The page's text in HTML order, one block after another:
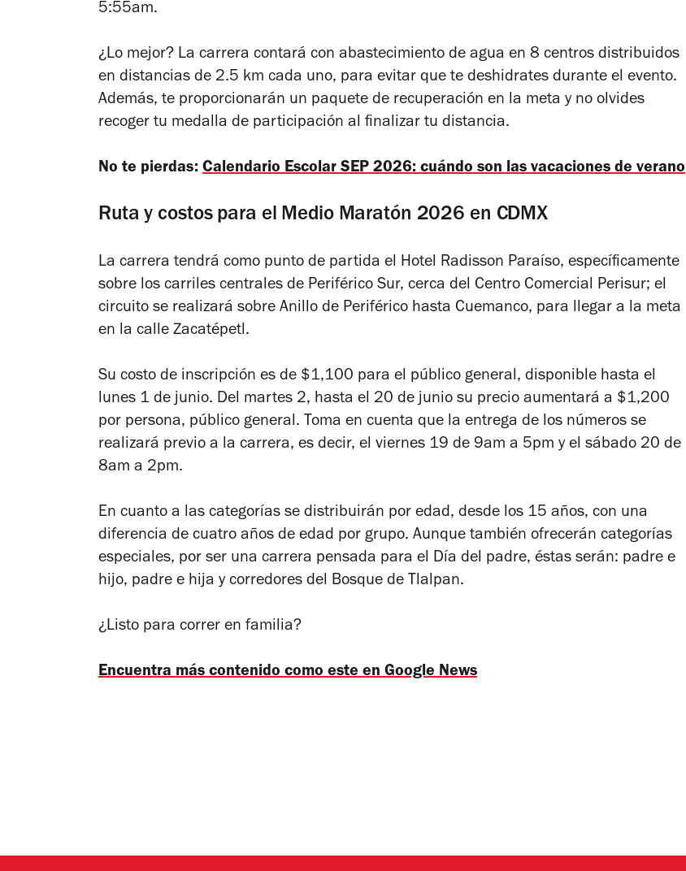
5:55am.
¿Lo mejor? La carrera contará con abastecimiento de agua en 8 centros distribuidos
en distancias de 2.5 km cada uno, para evitar que te deshidrates durante el evento.
Además, te proporcionarán un paquete de recuperación en la meta y no olvides
recoger tu medalla de participación al finalizar tu distancia.
No te pierdas: Calendario Escolar SEP 2026: cuándo son las vacaciones de verano
Ruta y costos para el Medio Maratón 2026 en CDMX
La carrera tendrá como punto de partida el Hotel Radisson Paraíso, específicamente
sobre los carriles centrales de Periférico Sur, cerca del Centro Comercial Perisur; el
circuito se realizará sobre Anillo de Periférico hasta Cuemanco, para llegar a la meta
en la calle Zacatépetl.
Su costo de inscripción es de $1,100 para el público general, disponible hasta el
lunes 1 de junio. Del martes 2, hasta el 20 de junio su precio aumentará a $1,200
por persona, público general. Toma en cuenta que la entrega de los números se
realizará previo a la carrera, es decir, el viernes 19 de 9am a 5pm y el sábado 20 de
8am a 2pm.
En cuanto a las categorías se distribuirán por edad, desde los 15 años, con una
diferencia de cuatro años de edad por grupo. Aunque también ofrecerán categorías
especiales, por ser una carrera pensada para el Día del padre, éstas serán: padre e
hijo, padre e hija y corredores del Bosque de Tlalpan.
¿Listo para correr en familia?
Encuentra más contenido como este en Google News